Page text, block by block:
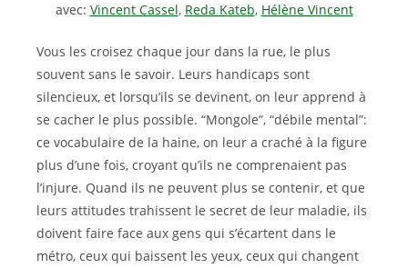
avec: Vincent Cassel, Reda Kateb, Hélène Vincent
Vous les croisez chaque jour dans la rue, le plus
souvent sans le savoir. Leurs handicaps sont
silencieux, et lorsqu’ils se devinent, on leur apprend à
se cacher le plus possible. “Mongole”, “débile mental”:
ce vocabulaire de la haine, on leur a craché à la figure
plus d’une fois, croyant qu’ils ne comprenaient pas
l’injure. Quand ils ne peuvent plus se contenir, et que
leurs attitudes trahissent le secret de leur maladie, ils
doivent faire face aux gens qui s’écartent dans le
métro, ceux qui baissent les yeux, ceux qui changent